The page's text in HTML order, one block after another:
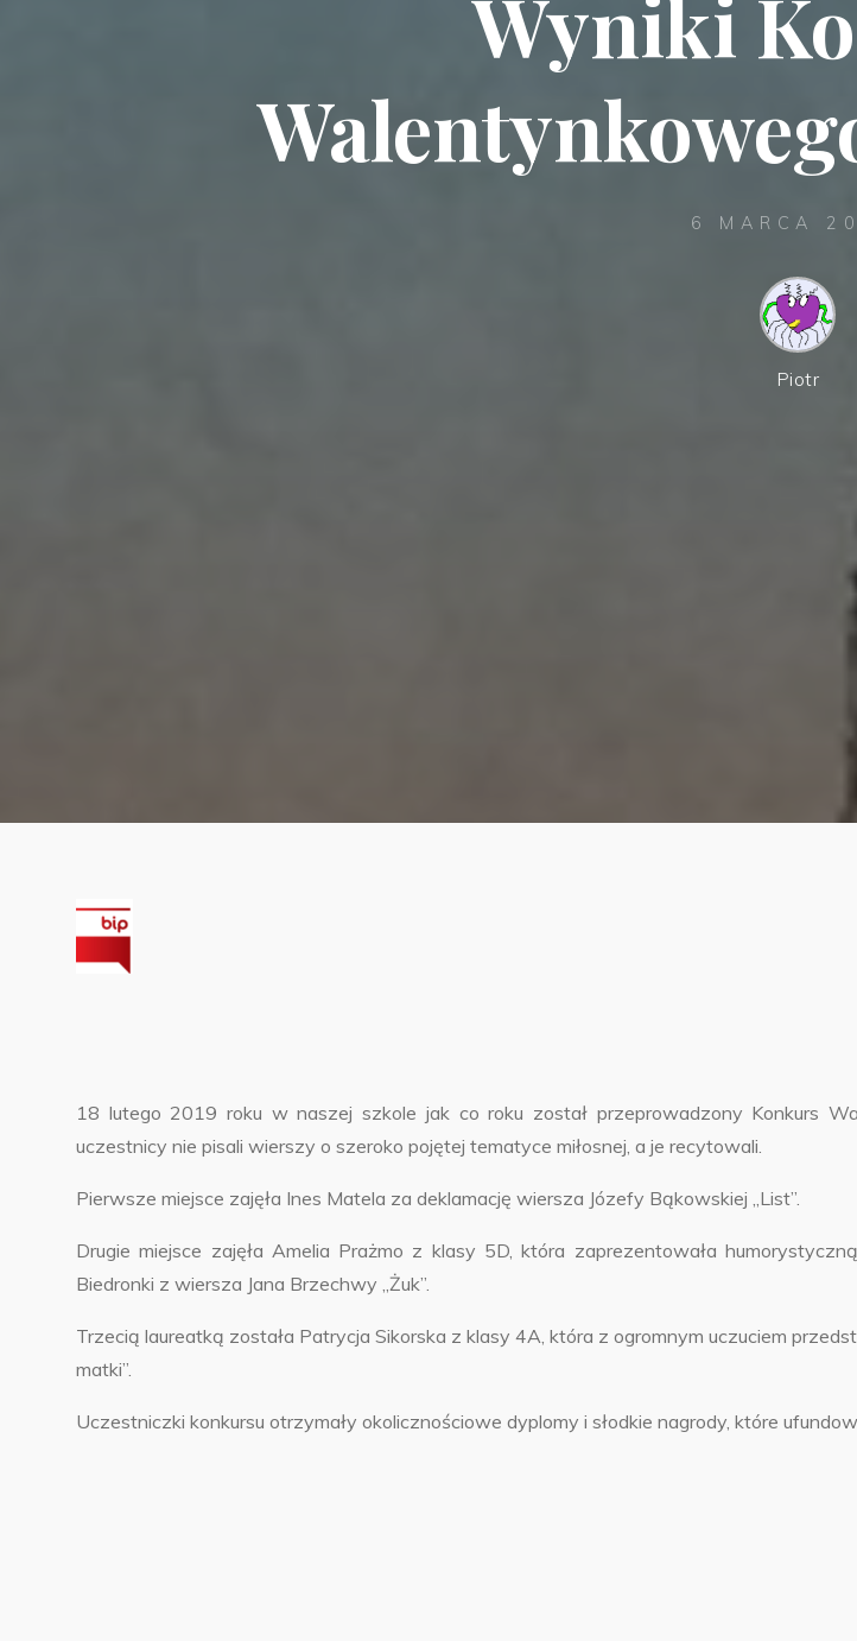
Wyniki
6 MARCA
Piotr
18 lutego 2019 roku w naszej szkole jak co roku został przeprowadzony Konkurs
uczestnicy nie pisali wierszy o szeroko pojętej tematyce miłosnej, a je recytowali.
Pierwsze miejsce zajęła Ines Matela za deklamację wiersza Józefy Bąkowskiej „List”.
Drugie miejsce zajęła Amelia Prażmo z klasy 5D, która zaprezentowała
Biedronki z wiersza Jana Brzechwy „Żuk”.
Trzecią laureatką została Patrycja Sikorska z klasy 4A, która z ogromnym uczuciem
matki”.
Uczestniczki konkursu otrzymały okolicznościowe dyplomy i słodkie nagrody, które